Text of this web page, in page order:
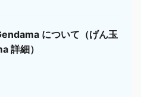
について（げん玉
詳細）